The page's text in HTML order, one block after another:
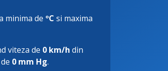
minima de ºC si maxima
viteza de 0 km/h din
0 mm Hg.